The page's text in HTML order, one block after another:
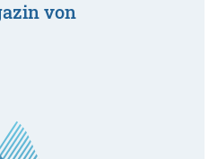
von